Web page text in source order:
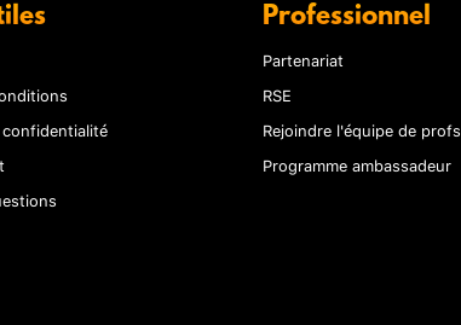
Professionnel
Partenariat
RSE
Rejoindre l'équipe de profs
Programme ambassadeur